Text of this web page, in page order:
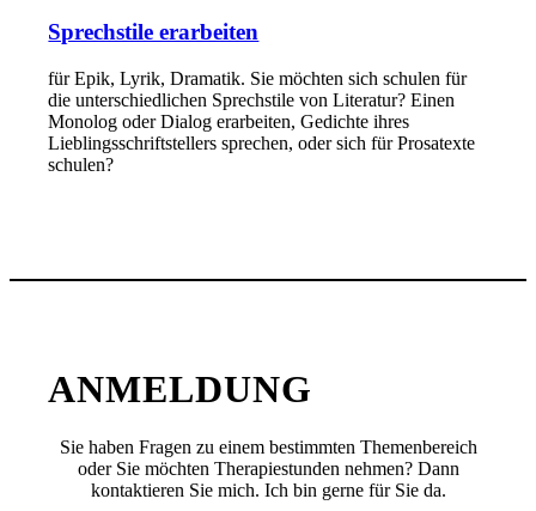
Sprechstile erarbeiten
für Epik, Lyrik, Dramatik. Sie möchten sich schulen für
die unterschiedlichen Sprechstile von Literatur? Einen
Monolog oder Dialog erarbeiten, Gedichte ihres
Lieblingsschriftstellers sprechen, oder sich für Prosatexte
schulen?
ANMELDUNG
Sie haben Fragen zu einem bestimmten Themenbereich
oder Sie möchten Therapiestunden nehmen? Dann
kontaktieren Sie mich. Ich bin gerne für Sie da.